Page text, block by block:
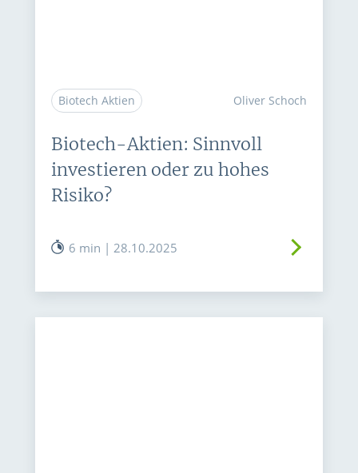
Biotech Aktien Oliver Schoch
Biotech-Aktien: Sinnvoll
investieren oder zu hohes
Risiko?
6 min | 28.10.2025